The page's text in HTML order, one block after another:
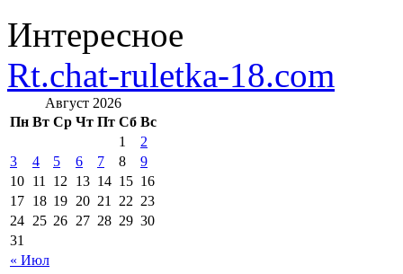
Интересное
Rt.chat-ruletka-18.com
Август 2026
Пн Вт Ср Чт Пт Сб Вс
« Июл
1
2
3
4 5 6 7 8
9
10 11 12 13 14 15 16
17 18 19 20 21 22 23
24 25 26 27 28 29 30
31